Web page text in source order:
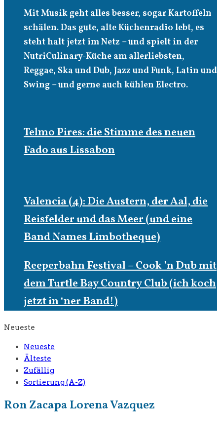
Mit Musik geht alles besser, sogar Kartoffeln
schälen. Das gute, alte Küchenradio lebt, es
steht halt jetzt im Netz – und spielt in der
NutriCulinary-Küche am allerliebsten,
Reggae, Ska und Dub, Jazz und Funk, Latin und
Swing – und gerne auch kühlen Electro.
Telmo Pires: die Stimme des neuen
Fado aus Lissabon
Valencia (4): Die Austern, der Aal, die
Reisfelder und das Meer (und eine
Band Names Limbotheque)
Reeperbahn Festival – Cook ’n Dub mit
dem Turtle Bay Country Club (ich koch
jetzt in ‘ner Band!)
Neueste
Neueste
Älteste
Zufällig
Sortierung (A-Z)
Ron Zacapa Lorena Vazquez